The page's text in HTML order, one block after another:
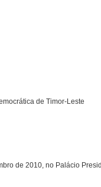
de Timor-Leste
de 2010, no Palácio